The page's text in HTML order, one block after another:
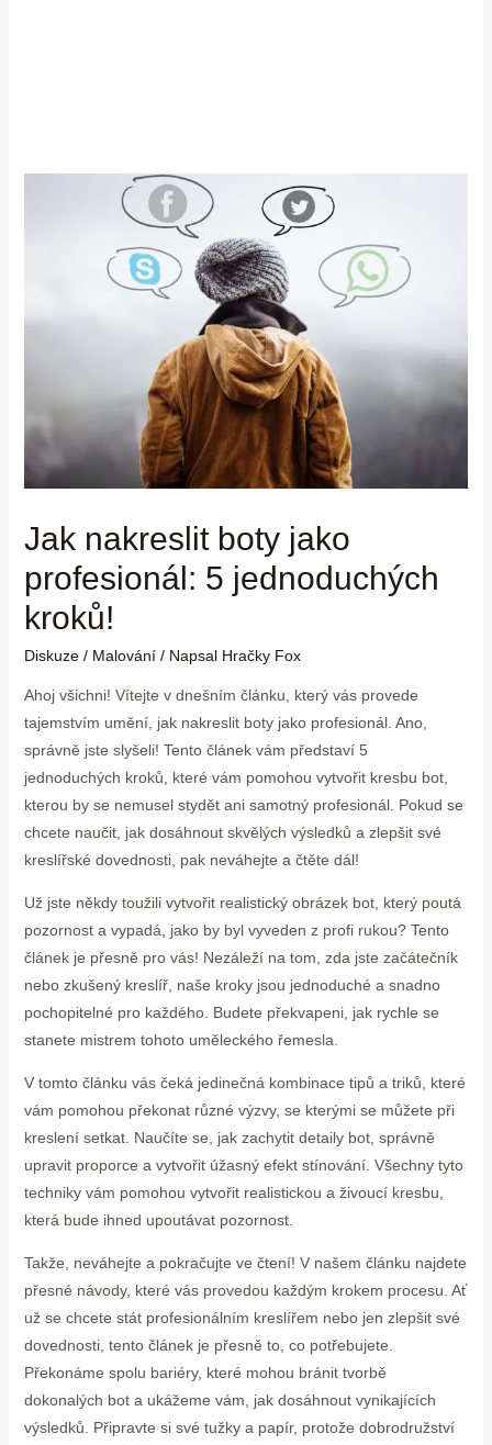
Jak nakreslit boty jako
profesionál: 5 jednoduchých
kroků!
Diskuze / Malování/ Napsal Hračky Fox
Ahoj všichni! Vítejte v dnešním článku, který vás provede
tajemstvím umění, jak nakreslit boty jako profesionál. Ano,
správně jste slyšeli! Tento článek vám představí 5
jednoduchých kroků, které vám pomohou vytvořit kresbu bot,
kterou by se nemusel stydět ani samotný profesionál. Pokud se
chcete naučit, jak dosáhnout skvělých výsledků a zlepšit své
kreslířské dovednosti, pak neváhejte a čtěte dál!
Už jste někdy toužili vytvořit realistický obrázek bot, který poutá
pozornost a vypadá, jako by byl vyveden z profi rukou? Tento
článek je přesně pro vás! Nezáleží na tom, zda jste začátečník
nebo zkušený kreslíř, naše kroky jsou jednoduché a snadno
pochopitelné pro každého. Budete překvapeni, jak rychle se
stanete mistrem tohoto uměleckého řemesla.
V tomto článku vás čeká jedinečná kombinace tipů a triků, které
vám pomohou překonat různé výzvy, se kterými se můžete při
kreslení setkat. Naučíte se, jak zachytit detaily bot, správně
upravit proporce a vytvořit úžasný efekt stínování. Všechny tyto
techniky vám pomohou vytvořit realistickou a živoucí kresbu,
která bude ihned upoutávat pozornost.
Takže, neváhejte a pokračujte ve čtení! V našem článku najdete
přesné návody, které vás provedou každým krokem procesu. Ať
už se chcete stát profesionálním kreslířem nebo jen zlepšit své
dovednosti, tento článek je přesně to, co potřebujete.
Překonáme spolu bariéry, které mohou bránit tvorbě
dokonalých bot a ukážeme vám, jak dosáhnout vynikajících
výsledků. Připravte si své tužky a papír, protože dobrodružství